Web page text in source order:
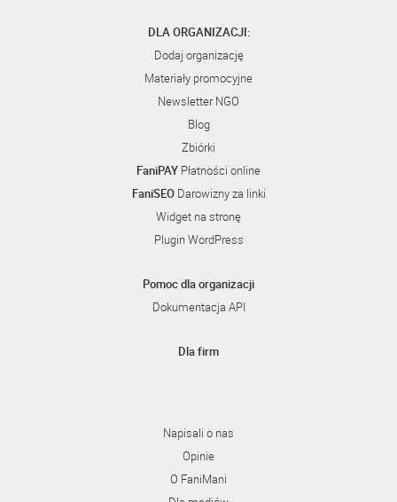
DLA ORGANIZACJI:
Dodaj organizację
Materiały promocyjne
Newsletter NGO
Blog
Zbiórki
FaniPAY Płatności online
FaniSEODarowizny za linki
Widget na stronę
Plugin WordPress
Pomoc dla organizacji
Dokumentacja API
Dla firm
Napisali o nas
Opinie
O FaniMani